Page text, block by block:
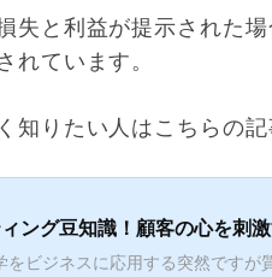
失と利益が提示された
れています。
知りたい人はこちらの記
ング豆知識！顧客の心を刺
をビジネスに応用する突然ですが